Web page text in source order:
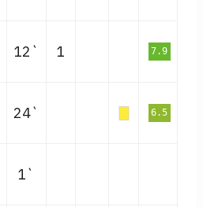
12` 1 7.9
24` 6.5
1`